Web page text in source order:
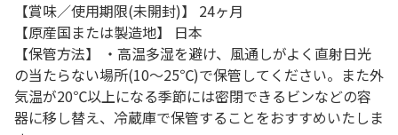
【賞味／使用期限(未開封)】 24ヶ月
【原産国または製造地】 日本
【保管方法】 ・高温多湿を避け、風通しがよく直射日光
の当たらない場所(10～25℃)で保管してください。また外
気温が20℃以上になる季節には密閉できるビンなどの容
器に移し替え、冷蔵庫で保管することをおすすめいたしま